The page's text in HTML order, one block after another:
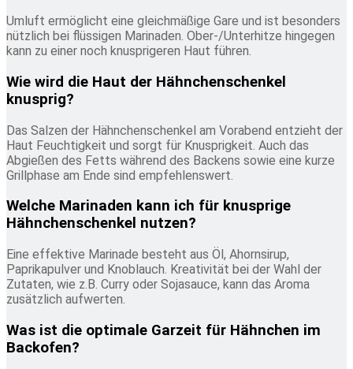
Umluft ermöglicht eine gleichmäßige Gare und ist besonders
nützlich bei flüssigen Marinaden. Ober-/Unterhitze hingegen
kann zu einer noch knusprigeren Haut führen.
Wie wird die Haut der Hähnchenschenkel
knusprig?
Das Salzen der Hähnchenschenkel am Vorabend entzieht der
Haut Feuchtigkeit und sorgt für Knusprigkeit. Auch das
Abgießen des Fetts während des Backens sowie eine kurze
Grillphase am Ende sind empfehlenswert.
Welche Marinaden kann ich für knusprige
Hähnchenschenkel nutzen?
Eine effektive Marinade besteht aus Öl, Ahornsirup,
Paprikapulver und Knoblauch. Kreativität bei der Wahl der
Zutaten, wie z.B. Curry oder Sojasauce, kann das Aroma
zusätzlich aufwerten.
Was ist die optimale Garzeit für Hähnchen im
Backofen?